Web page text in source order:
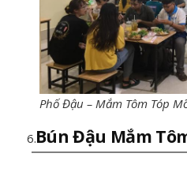
Phố Đậu – Mắm Tôm Tóp
Bún Đậu Mắm